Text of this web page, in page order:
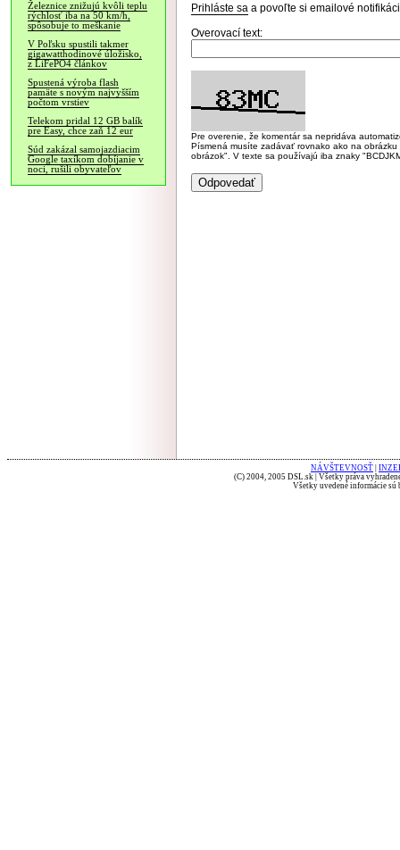
Železnice znižujú kvôli teplu
rýchlosť iba na 50 km/h,
spôsobuje to meškanie
V Poľsku spustili takmer
gigawatthodinové úložisko,
z LiFePO4 článkov
Spustená výroba flash
pamäte s novým najvyšším
počtom vrstiev
Telekom pridal 12 GB balík
pre Easy, chce zaň 12 eur
Súd zakázal samojazdiacim
Google taxíkom dobíjanie v
noci, rušili obyvateľov
Prihláste sa a povoľte si emailové
Overovací text:
Pre overenie, že komentár sa nepridáva
Písmená musíte zadávať rovnako ako na
obrázok". V texte sa používajú iba znaky
NÁVŠTEVNOSŤ
(C) 2004, 2005 DSL.sk | Všetky práva
Všetky uvedené informácie sú